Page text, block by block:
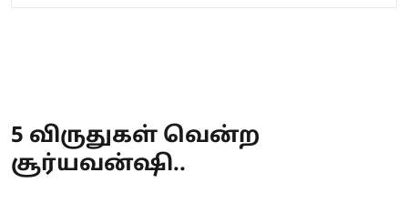
5 விருதுகள் வென்ற
சூர்யவன்ஷி..